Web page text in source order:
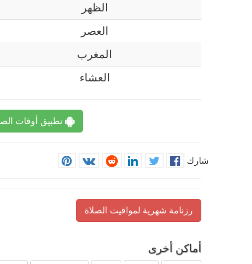
الظهر
العصر
المغرب
العشاء
تطبيق أوقات
شارك
رزنامة شهرية لمواقيت الصلاة
أماكن أخرى